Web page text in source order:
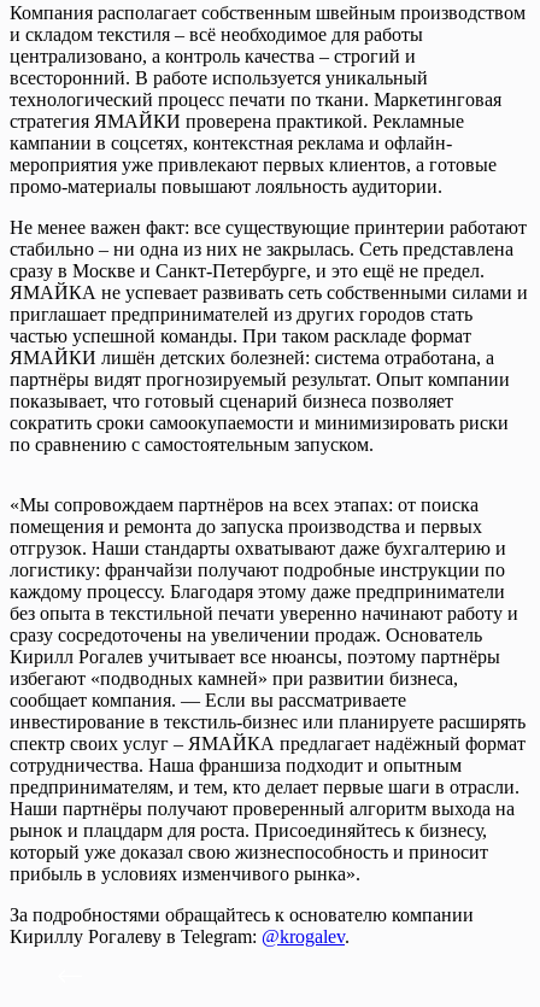
Компания располагает собственным швейным производством
и складом текстиля – всё необходимое для работы
централизовано, а контроль качества – строгий и
всесторонний. В работе используется уникальный
технологический процесс печати по ткани. Маркетинговая
стратегия ЯМАЙКИ проверена практикой. Рекламные
кампании в соцсетях, контекстная реклама и офлайн-
мероприятия уже привлекают первых клиентов, а готовые
промо-материалы повышают лояльность аудитории.
Не менее важен факт: все существующие принтерии работают
стабильно – ни одна из них не закрылась. Сеть представлена
сразу в Москве и Санкт-Петербурге, и это ещё не предел.
ЯМАЙКА не успевает развивать сеть собственными силами и
приглашает предпринимателей из других городов стать
частью успешной команды. При таком раскладе формат
ЯМАЙКИ лишён детских болезней: система отработана, а
партнёры видят прогнозируемый результат. Опыт компании
показывает, что готовый сценарий бизнеса позволяет
сократить сроки самоокупаемости и минимизировать риски
по сравнению с самостоятельным запуском.
«Мы сопровождаем партнёров на всех этапах: от поиска
помещения и ремонта до запуска производства и первых
отгрузок. Наши стандарты охватывают даже бухгалтерию и
логистику: франчайзи получают подробные инструкции по
каждому процессу. Благодаря этому даже предприниматели
без опыта в текстильной печати уверенно начинают работу и
сразу сосредоточены на увеличении продаж. Основатель
Кирилл Рогалев учитывает все нюансы, поэтому партнёры
избегают «подводных камней» при развитии бизнеса,
сообщает компания. — Если вы рассматриваете
инвестирование в текстиль-бизнес или планируете расширять
спектр своих услуг – ЯМАЙКА предлагает надёжный формат
сотрудничества. Наша франшиза подходит и опытным
предпринимателям, и тем, кто делает первые шаги в отрасли.
Наши партнёры получают проверенный алгоритм выхода на
рынок и плацдарм для роста. Присоединяйтесь к бизнесу,
который уже доказал свою жизнеспособность и приносит
прибыль в условиях изменчивого рынка».
За подробностями обращайтесь к основателю компании
Кириллу Рогалеву в Telegram: @krogalev.